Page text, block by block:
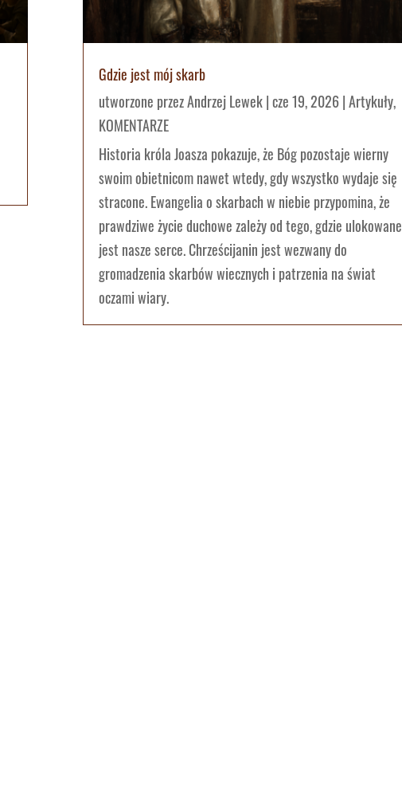
Gdzie jest mój skarb
utworzone przezAndrzej Lewek|cze 19, 2026|Artykuły,
KOMENTARZE
Historia króla Joasza pokazuje, że Bóg pozostaje wierny
swoim obietnicom nawet wtedy, gdy wszystko wydaje się
stracone. Ewangelia o skarbach w niebie przypomina, że
prawdziwe życie duchowe zależy od tego, gdzie ulokowane
jest nasze serce. Chrześcijanin jest wezwany do
gromadzenia skarbów wiecznych i patrzenia na świat
oczami wiary.